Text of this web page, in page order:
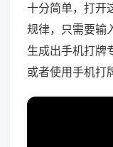
十分简单，打开
规律，只需要输
生成出手机打牌
或者使用手机打